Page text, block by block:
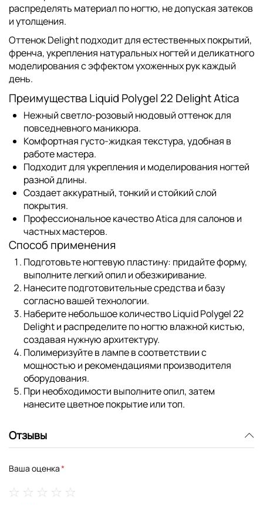
распределять материал по ногтю, не допуская затеков
и утолщения.
Оттенок Delight подходит для естественных покрытий,
френча, укрепления натуральных ногтей и деликатного
моделирования с эффектом ухоженных рук каждый
день.
Преимущества Liquid Polygel 22 Delight Atica
Нежный светло-розовый нюдовый оттенок для
повседневного маникюра.
Комфортная густо-жидкая текстура, удобная в
работе мастера.
Подходит для укрепления и моделирования ногтей
разной длины.
Создает аккуратный, тонкий и стойкий слой
покрытия.
Профессиональное качество Atica для салонов и
частных мастеров.
Способ применения
Подготовьте ногтевую пластину: придайте форму,
выполните легкий опил и обезжиривание.
Нанесите подготовительные средства и базу
согласно вашей технологии.
Наберите небольшое количество Liquid Polygel 22
Delight и распределите по ногтю влажной кистью,
создавая нужную архитектуру.
Полимеризуйте в лампе в соответствии с
мощностью и рекомендациями производителя
оборудования.
При необходимости выполните опил, затем
нанесите цветное покрытие или топ.
Отзывы
Ваша оценка